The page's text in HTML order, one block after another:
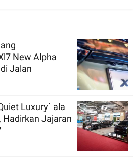
New Alpha
Jalan
Luxury` ala
Hadirkan Jajaran